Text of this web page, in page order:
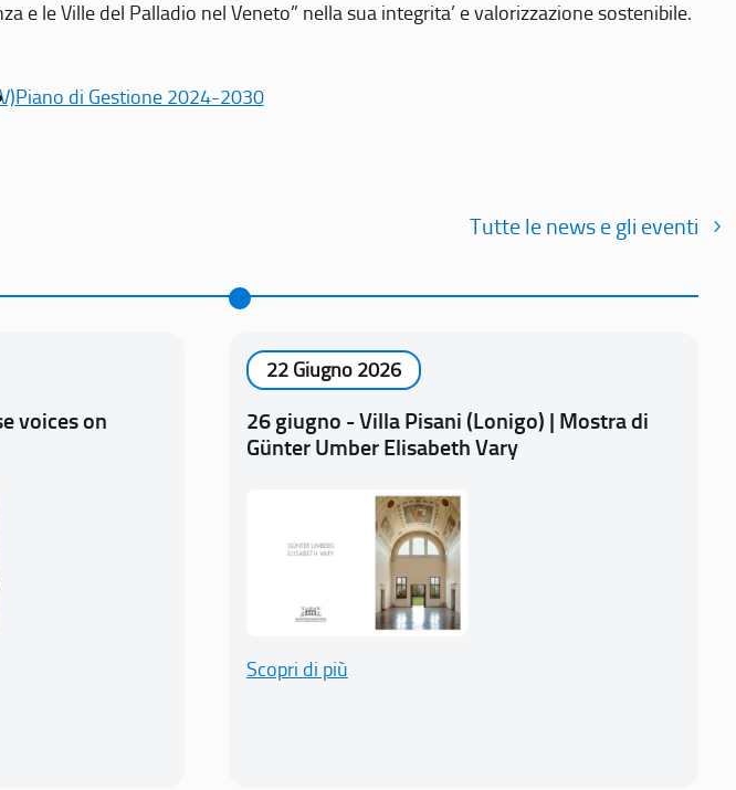
e le Ville del Palladio nel Veneto” nella sua integrita’ e valorizzazione sostenibile.
Piano di Gestione 2024-2030
Tutte le news e gli eventi
voices on
22 Giugno 2026
26 giugno - Villa Pisani (Lonigo) | Mostra di
Günter Umber Elisabeth Vary
Scopri di più